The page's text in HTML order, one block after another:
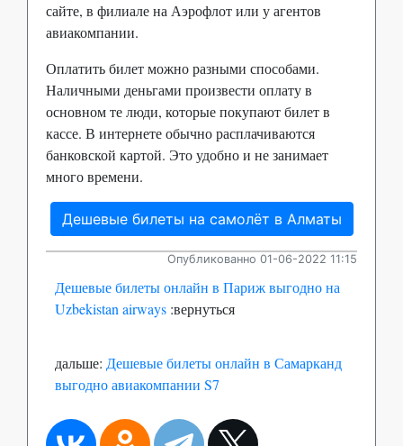
сайте, в филиале на Аэрофлот или у агентов
авиакомпании.
Оплатить билет можно разными способами.
Наличными деньгами произвести оплату в
основном те люди, которые покупают билет в
кассе. В интернете обычно расплачиваются
банковской картой. Это удобно и не занимает
много времени.
Дешевые билеты на самолёт в Алматы
Опубликованно 01-06-2022 11:15
Дешевые билеты онлайн в Париж выгодно на
Uzbekistan airways :вернуться
дальше: Дешевые билеты онлайн в Самарканд
выгодно авиакомпании S7